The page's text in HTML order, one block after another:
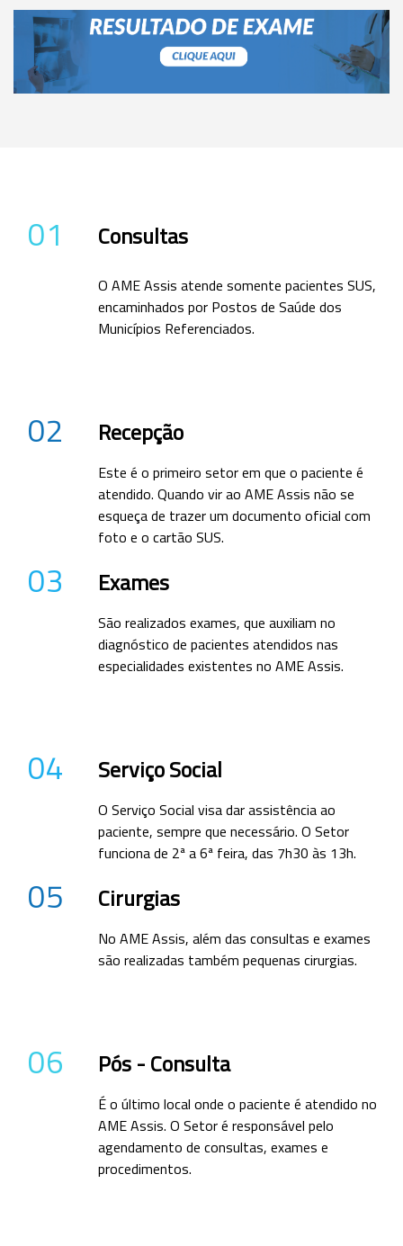
01 Consultas
O AME Assis atende somente pacientes SUS,
encaminhados por Postos de Saúde dos
Municípios Referenciados.
02 Recepção
Este é o primeiro setor em que o paciente é
atendido. Quando vir ao AME Assis não se
esqueça de trazer um documento oficial com
foto e o cartão SUS.
03 Exames
São realizados exames, que auxiliam no
diagnóstico de pacientes atendidos nas
especialidades existentes no AME Assis.
04 Serviço Social
O Serviço Social visa dar assistência ao
paciente, sempre que necessário. O Setor
funciona de 2ª a 6ª feira, das 7h30 às 13h.
05 Cirurgias
No AME Assis, além das consultas e exames
são realizadas também pequenas cirurgias.
06 Pós - Consulta
É o último local onde o paciente é atendido no
AME Assis. O Setor é responsável pelo
agendamento de consultas, exames e
procedimentos.